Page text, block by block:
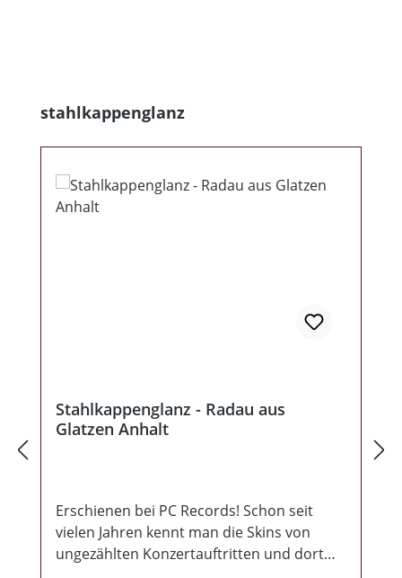
Produktgalerie überspringen
stahlkappenglanz
Stahlkappenglanz - Radau aus
Glatzen Anhalt
Erschienen bei PC Records! Schon seit
vielen Jahren kennt man die Skins von
ungezählten Konzertauftritten und dort